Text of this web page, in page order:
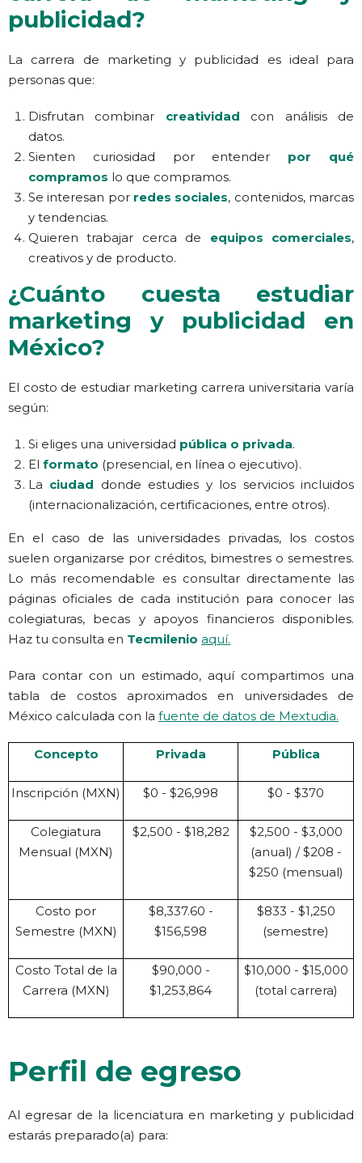
publicidad?
La carrera de marketing y publicidad es ideal para
personas que:
Disfrutan combinar creatividad con análisis de
datos.
Sienten curiosidad por entender por qué
compramos lo que compramos.
Se interesan por redes sociales, contenidos, marcas
y tendencias.
Quieren trabajar cerca de equipos comerciales,
creativos y de producto.
¿Cuánto cuesta estudiar
marketing y publicidad en
México?
El costo de estudiar marketing carrera universitaria varía
según:
Si eliges una universidad pública o privada.
El formato (presencial, en línea o ejecutivo).
La ciudad donde estudies y los servicios incluidos
(internacionalización, certificaciones, entre otros).
En el caso de las universidades privadas, los costos
suelen organizarse por créditos, bimestres o semestres.
Lo más recomendable es consultar directamente las
páginas oficiales de cada institución para conocer las
colegiaturas, becas y apoyos financieros disponibles.
Haz tu consulta en Tecmilenio aquí.
Para contar con un estimado, aquí compartimos una
tabla de costos aproximados en universidades de
México calculada con la fuente de datos de Mextudia.
Concepto Privada Pública
Inscripción (MXN) $0 - $26,998 $0 - $370
Colegiatura
Mensual (MXN)
$2,500 - $18,282
$2,500 - $3,000
(anual) / $208 -
$250 (mensual)
Costo por
Semestre (MXN)
$8,337.60 -
$156,598
$833 - $1,250
(semestre)
Costo Total de la
Carrera (MXN)
$90,000 -
$1,253,864
$10,000 - $15,000
(total carrera)
Perfil de egreso
Al egresar de la licenciatura en marketing y publicidad
estarás preparado(a) para: